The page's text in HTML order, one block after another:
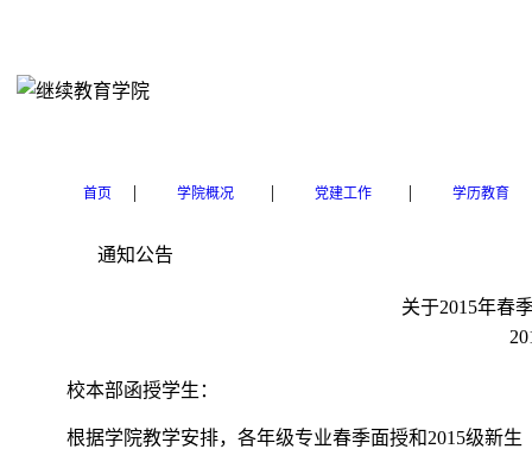
首页 | 学院概况 | 党建工作 | 学历教育
通知公告
关于2015年春
校本部函授学生：
根据学院教学安排，各年级专业春季面授和2015级新